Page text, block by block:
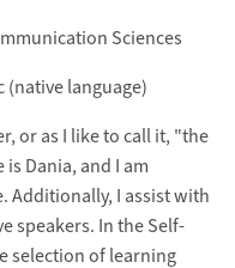
Sciences
(native language)
or as I like to call it, "the
Dania, and I am
Additionally, I assist with
speakers. In the Self-
selection of learning